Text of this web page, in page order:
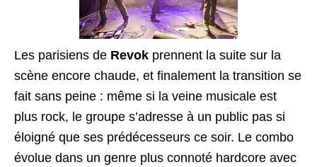
Les parisiens de Revok prennent la suite sur la
scène encore chaude, et finalement la transition se
fait sans peine : même si la veine musicale est
plus rock, le groupe s’adresse à un public pas si
éloigné que ses prédécesseurs ce soir. Le combo
évolue dans un genre plus connoté hardcore avec